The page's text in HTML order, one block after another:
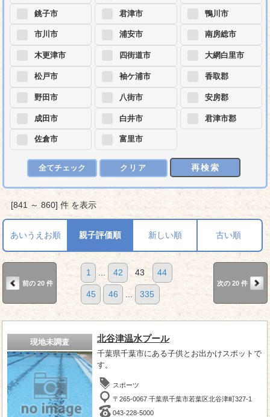
銚子市
市川市
木更津市
松戸市
野田市
成田市
佐倉市
君津市
浦安市
四街道市
袖ケ浦市
八街市
白井市
富里市
鴨川市
南房総市
大網白里市
香取郡
安房郡
君津市郡
全てチェック クリア 再検索
[841 ～ 860] 件 を表示
あいうえお順 親子評価順 新しい順 古い順
前の 20 件
1 42 43 44
45 46 335
次の 20 件
現地未調査 北谷津温水プール
千葉県千葉市にある子供とお出かけスポットで
す。
スポーツ
〒265-0067 千葉県千葉市若葉区北谷津町327-1
043-228-5000